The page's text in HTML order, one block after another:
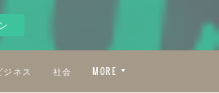
ジネス 社会 MORE